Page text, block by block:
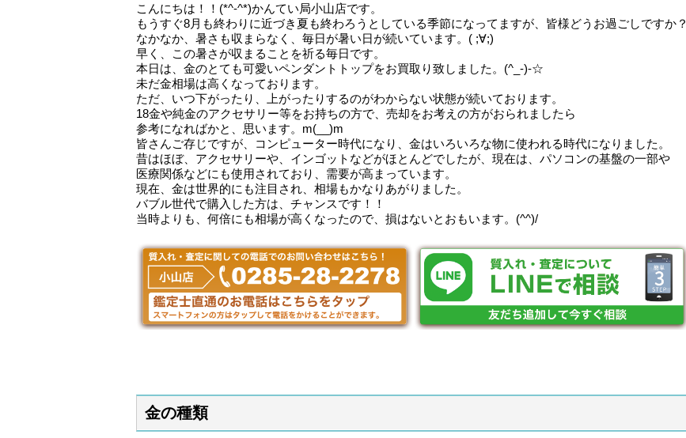
こんにちは！！(*^-^*)かんてい局小山店です。
もうすぐ8月も終わりに近づき夏も終わろうとしている季節になってますが、皆様どうお過ごしですか？
なかなか、暑さも収まらなく、毎日が暑い日が続いています。( ;∀;)
早く、この暑さが収まることを祈る毎日です。
本日は、金のとても可愛いペンダントトップをお買取り致しました。(^_-)-☆
未だ金相場は高くなっております。
ただ、いつ下がったり、上がったりするのがわからない状態が続いております。
18金や純金のアクセサリー等をお持ちの方で、売却をお考えの方がおられましたら
参考になればかと、思います。m(__)m
皆さんご存じですが、コンピューター時代になり、金はいろいろな物に使われる時代になりました。
昔はほぼ、アクセサリーや、インゴットなどがほとんどでしたが、現在は、パソコンの基盤の一部や
医療関係などにも使用されており、需要が高まっています。
現在、金は世界的にも注目され、相場もかなりあがりました。
バブル世代で購入した方は、チャンスです！！
当時よりも、何倍にも相場が高くなったので、損はないとおもいます。(^^)/
金の種類